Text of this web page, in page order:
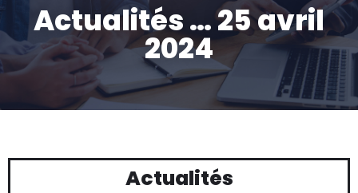
Actualités … 25 avril
2024
Actualités